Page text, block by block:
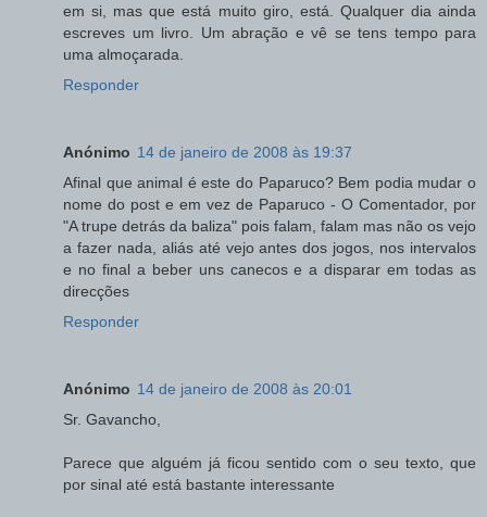
em si, mas que está muito giro, está. Qualquer dia ainda
escreves um livro. Um abração e vê se tens tempo para
uma almoçarada.
Responder
Anónimo 14 de janeiro de 2008 às 19:37
Afinal que animal é este do Paparuco? Bem podia mudar o
nome do post e em vez de Paparuco - O Comentador, por
"A trupe detrás da baliza" pois falam, falam mas não os vejo
a fazer nada, aliás até vejo antes dos jogos, nos intervalos
e no final a beber uns canecos e a disparar em todas as
direcções
Responder
Anónimo 14 de janeiro de 2008 às 20:01
Sr. Gavancho,
Parece que alguém já ficou sentido com o seu texto, que
por sinal até está bastante interessante